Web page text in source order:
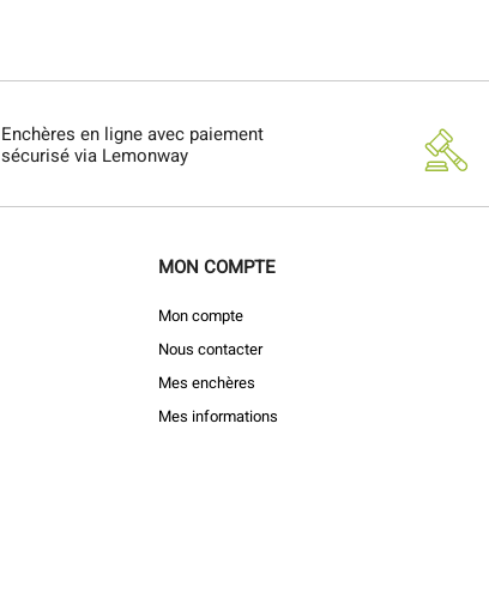
Enchères en ligne avec paiement
sécurisé via Lemonway
MON COMPTE
Mon compte
Nous contacter
Mes enchères
Mes informations